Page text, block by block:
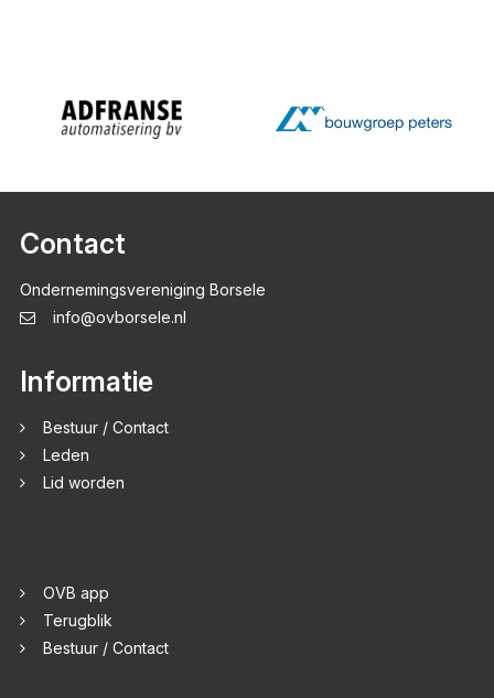
Contact
Ondernemingsvereniging Borsele
info@ovborsele.nl
Informatie
Bestuur / Contact
Leden
Lid worden
OVB app
Terugblik
Bestuur / Contact